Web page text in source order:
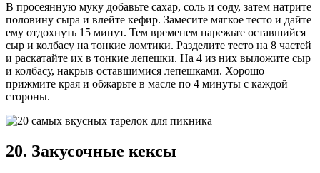
В просеянную муку добавьте сахар, соль и соду, затем натрите
половину сыра и влейте кефир. Замесите мягкое тесто и дайте
ему отдохнуть 15 минут. Тем временем нарежьте оставшийся
сыр и колбасу на тонкие ломтики. Разделите тесто на 8 частей
и раскатайте их в тонкие лепешки. На 4 из них выложите сыр
и колбасу, накрыв оставшимися лепешками. Хорошо
прижмите края и обжарьте в масле по 4 минуты с каждой
стороны.
20. Закусочные кексы